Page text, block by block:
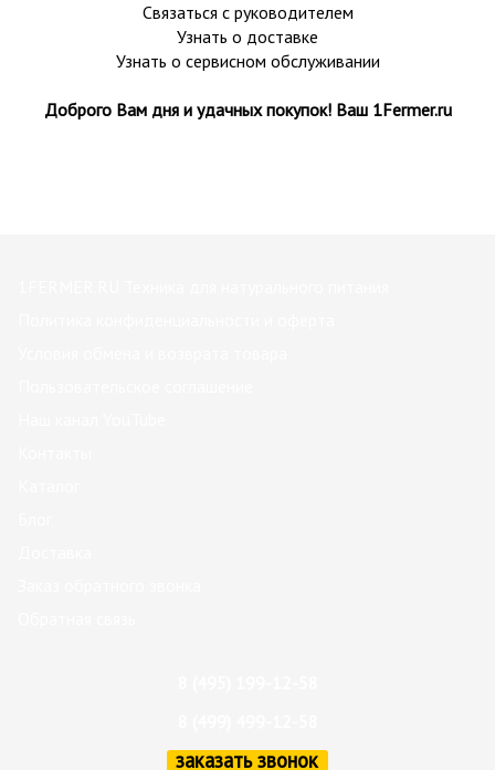
Связаться с руководителем
Узнать о доставке
Узнать о сервисном обслуживании
Доброго Вам дня и удачных покупок! Ваш 1Fermer.ru
заказать звонок